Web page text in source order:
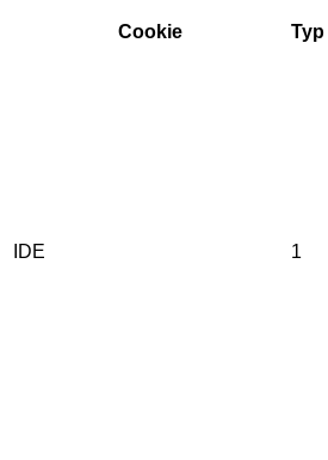
Cookie Typ
IDE 1